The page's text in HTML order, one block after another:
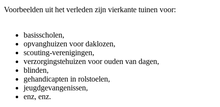
Voorbeelden uit het verleden zijn vierkante tuinen voor:
basisscholen,
opvanghuizen voor daklozen,
scouting-verenigingen,
verzorgingstehuizen voor ouden van dagen,
blinden,
gehandicapten in rolstoelen,
jeugdgevangenissen,
enz, enz.